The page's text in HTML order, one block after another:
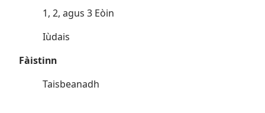
1, 2, agus 3 Eòin
Iùdais
Fàistinn
Taisbeanadh